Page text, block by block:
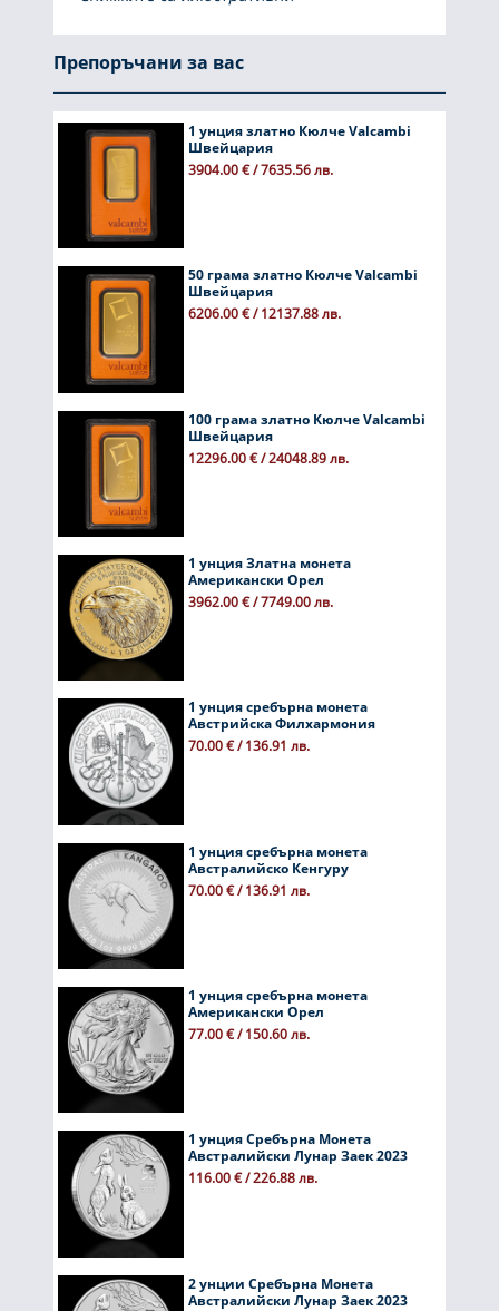
Препоръчани за вас
1 унция златно Кюлче Valcambi
Швейцария
3904.00 € / 7635.56 лв.
50 грама златно Кюлче Valcambi
Швейцария
6206.00 € / 12137.88 лв.
100 грама златно Кюлче Valcambi
Швейцария
12296.00 € / 24048.89 лв.
1 унция Златна монета
Американски Орел
3962.00 € / 7749.00 лв.
1 унция сребърна монета
Австрийска Филхармония
70.00 € / 136.91 лв.
1 унция сребърна монета
Австралийско Кенгуру
70.00 € / 136.91 лв.
1 унция сребърна монета
Американски Орел
77.00 € / 150.60 лв.
1 унция Сребърна Монета
Австралийски Лунар Заек 2023
116.00 € / 226.88 лв.
2 унции Сребърна Монета
Австралийски Лунар Заек 2023